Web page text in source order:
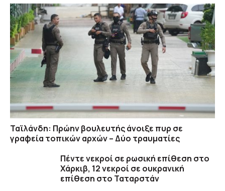
Ταϊλάνδη: Πρώην βουλευτής άνοιξε πυρ σε
γραφεία τοπικών αρχών – Δύο τραυματίες
Πέντε νεκροί σε ρωσική επίθεση στο
Χάρκιβ, 12 νεκροί σε ουκρανική
επίθεση στο Ταταρστάν